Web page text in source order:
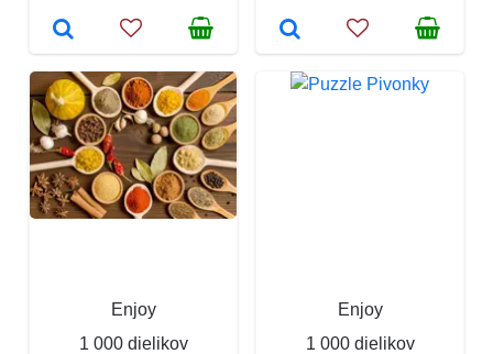
Enjoy
1 000 dielikov
Enjoy
1 000 dielikov